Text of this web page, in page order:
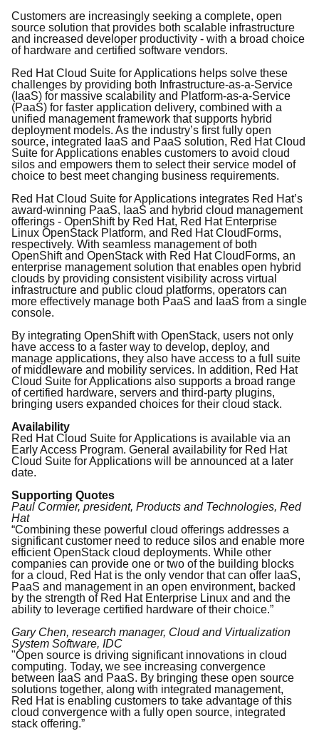
Customers are increasingly seeking a complete, open
source solution that provides both scalable infrastructure
and increased developer productivity - with a broad choice
of hardware and certified software vendors.
Red Hat Cloud Suite for Applications helps solve these
challenges by providing both Infrastructure-as-a-Service
(IaaS) for massive scalability and Platform-as-a-Service
(PaaS) for faster application delivery, combined with a
unified management framework that supports hybrid
deployment models. As the industry’s first fully open
source, integrated IaaS and PaaS solution, Red Hat Cloud
Suite for Applications enables customers to avoid cloud
silos and empowers them to select their service model of
choice to best meet changing business requirements.
Red Hat Cloud Suite for Applications integrates Red Hat’s
award-winning PaaS, IaaS and hybrid cloud management
offerings - OpenShift by Red Hat, Red Hat Enterprise
Linux OpenStack Platform, and Red Hat CloudForms,
respectively. With seamless management of both
OpenShift and OpenStack with Red Hat CloudForms, an
enterprise management solution that enables open hybrid
clouds by providing consistent visibility across virtual
infrastructure and public cloud platforms, operators can
more effectively manage both PaaS and IaaS from a single
console.
By integrating OpenShift with OpenStack, users not only
have access to a faster way to develop, deploy, and
manage applications, they also have access to a full suite
of middleware and mobility services. In addition, Red Hat
Cloud Suite for Applications also supports a broad range
of certified hardware, servers and third-party plugins,
bringing users expanded choices for their cloud stack.
Availability
Red Hat Cloud Suite for Applications is available via an
Early Access Program. General availability for Red Hat
Cloud Suite for Applications will be announced at a later
date.
Supporting Quotes
Paul Cormier, president, Products and Technologies, Red
Hat
“Combining these powerful cloud offerings addresses a
significant customer need to reduce silos and enable more
efficient OpenStack cloud deployments. While other
companies can provide one or two of the building blocks
for a cloud, Red Hat is the only vendor that can offer IaaS,
PaaS and management in an open environment, backed
by the strength of Red Hat Enterprise Linux and and the
ability to leverage certified hardware of their choice.”
Gary Chen, research manager, Cloud and Virtualization
System Software, IDC
"Open source is driving significant innovations in cloud
computing. Today, we see increasing convergence
between IaaS and PaaS. By bringing these open source
solutions together, along with integrated management,
Red Hat is enabling customers to take advantage of this
cloud convergence with a fully open source, integrated
stack offering.”